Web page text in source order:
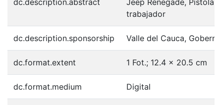
trabajador
dc.description.sponsorship Valle del Cauca,
dc.format.extent 1 Fot.; 12.4 x 20.5 cm
dc.format.medium Digital